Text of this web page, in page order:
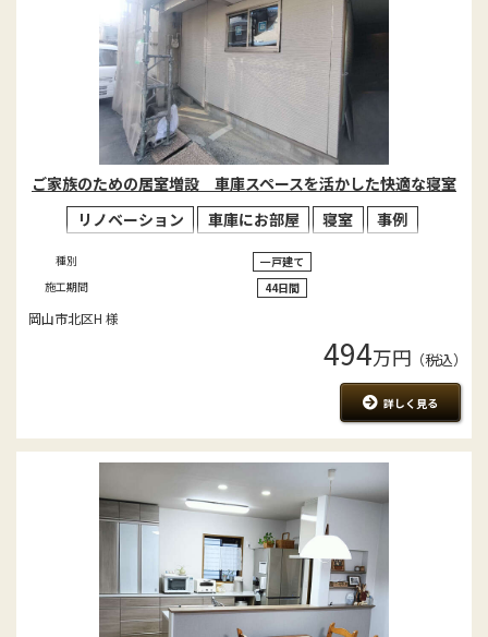
ご家族のための居室増設 車庫スペースを活かした快適な寝室
リノベーション
車庫にお部屋 寝室 事例
種別
一戸建て
施工期間
44日間
岡山市北区H 様
494万円 （税込）
詳しく見る